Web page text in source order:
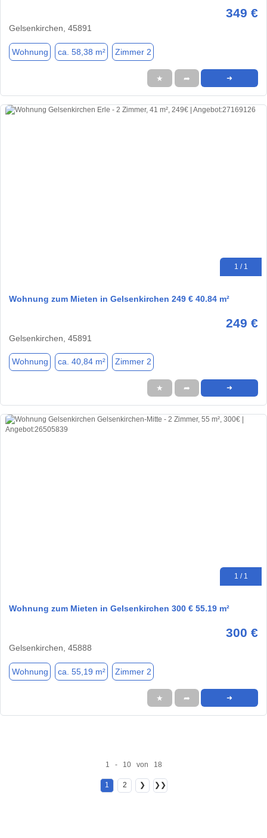
349 €
Gelsenkirchen, 45891
Wohnung ca. 58,38 m² Zimmer 2
★ ➦ ➜
1 / 1
Wohnung zum Mieten in Gelsenkirchen 249 € 40.84 m²
249 €
Gelsenkirchen, 45891
Wohnung ca. 40,84 m² Zimmer 2
★ ➦ ➜
1 / 1
Wohnung zum Mieten in Gelsenkirchen 300 € 55.19 m²
300 €
Gelsenkirchen, 45888
Wohnung ca. 55,19 m² Zimmer 2
★ ➦ ➜
1 - 10 von 18
1 2 ❯ ❯❯